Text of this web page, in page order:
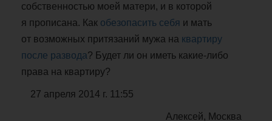
собственностью моей матери, и в которой
я прописана. Как обезопасить себя и мать
от возможных притязаний мужа на квартиру
после развода? Будет ли он иметь какие-либо
права на квартиру?
27 апреля 2014 г. 11:55
Алексей, Москва